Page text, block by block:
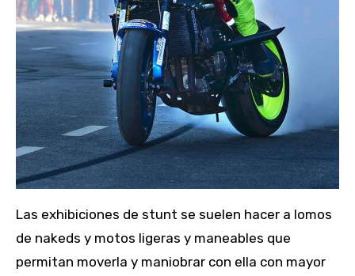
Las exhibiciones de stunt se suelen hacer a lomos
de nakeds y motos ligeras y maneables que
permitan moverla y maniobrar con ella con mayor